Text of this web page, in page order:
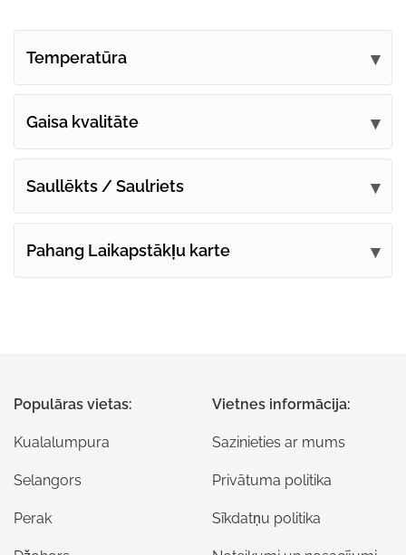
Temperatūra
Gaisa kvalitāte
Saullēkts / Saulriets
Pahang Laikapstākļu karte
Populāras vietas:
Kualalumpura
Selangors
Perak
Vietnes informācija:
Sazinieties ar mums
Privātuma politika
Sīkdatņu politika